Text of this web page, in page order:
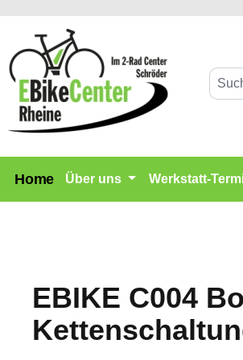
Zur Hauptnavigation
Home Über uns Werkstatt-
EBIKE C004